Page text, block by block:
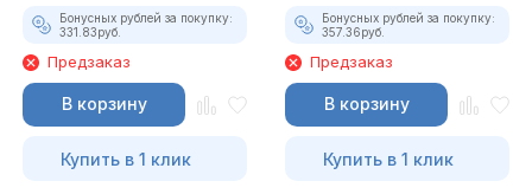
Бонусных рублей за покупку:
331.83руб.
Предзаказ
В корзину
Купить в 1 клик
Бонусных рублей за покупку:
357.36руб.
Предзаказ
В корзину
Купить в 1 клик